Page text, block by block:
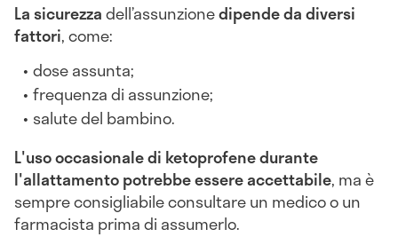
La sicurezzadell’assunzionedipende da diversi
fattori, come:
dose assunta;
frequenza di assunzione;
salute del bambino.
L'uso occasionale di ketoprofene durante
l'allattamento potrebbe essere accettabile, ma è
sempre consigliabile consultare un medico o un
farmacista prima di assumerlo.